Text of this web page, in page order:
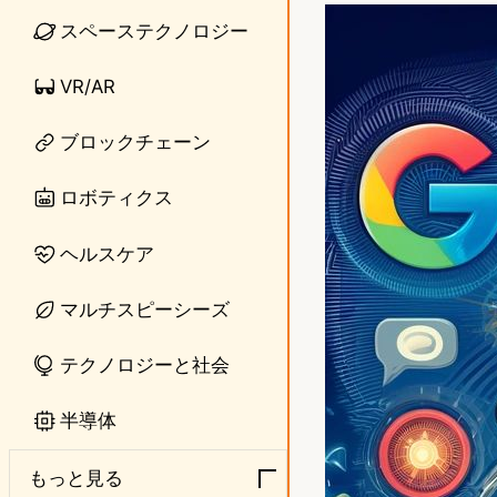
スペーステクノロジー
VR/AR
ブロックチェーン
ロボティクス
ヘルスケア
マルチスピーシーズ
テクノロジーと社会
半導体
もっと見る
t
o
d
o
n